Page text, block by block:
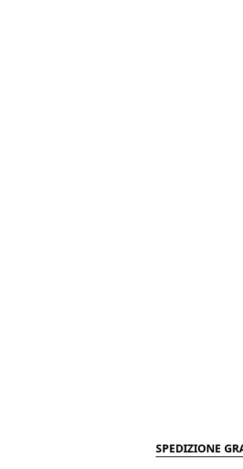
SPEDIZIONE